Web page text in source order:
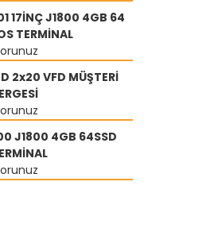
17İNÇ J1800 4GB 64
TERMİNAL
2x20 VFD MÜŞTERİ
J1800 4GB 64SSD